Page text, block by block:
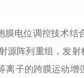
膜电位调控技术结
源阵列重组，发射
离子的跨膜运动增